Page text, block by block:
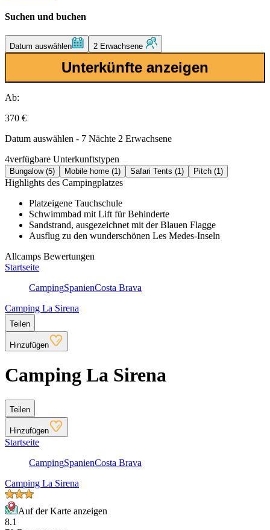
Suchen und buchen
Datum auswählen 2 Erwachsene
Unterkünfte anzeigen
Ab:
370 €
Datum auswählen - 7 Nächte 2 Erwachsene
4verfügbare Unterkunftstypen
Bungalow (5) Mobile home (1) Safari Tents (1) Pitch (1)
Highlights des Campingplatzes
Platzeigene Tauchschule
Schwimmbad mit Lift für Behinderte
Sandstrand, ausgezeichnet mit der Blauen Flagge
Ausflug zu den wunderschönen Les Medes-Inseln
Allcamps Bewertungen
Startseite
CampingSpanienCosta Brava
Camping La Sirena
Teilen
Hinzufügen
Camping La Sirena
Teilen
Hinzufügen
Startseite
CampingSpanienCosta Brava
Camping La Sirena
Auf der Karte anzeigen
8.1